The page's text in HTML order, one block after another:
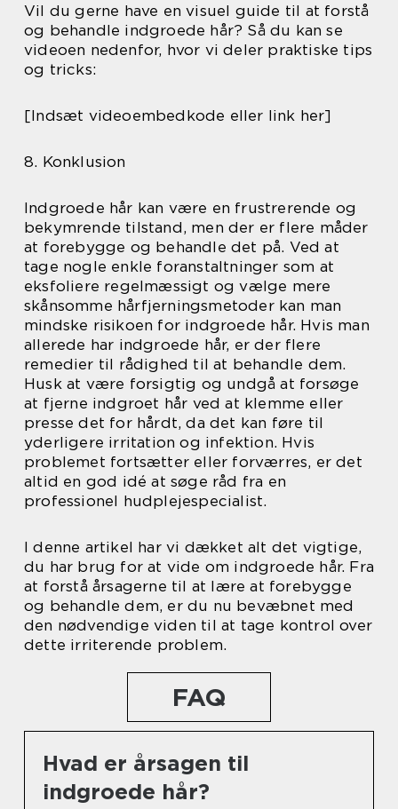
Vil du gerne have en visuel guide til at forstå
og behandle indgroede hår? Så du kan se
videoen nedenfor, hvor vi deler praktiske tips
og tricks:
[Indsæt videoembedkode eller link her]
8. Konklusion
Indgroede hår kan være en frustrerende og
bekymrende tilstand, men der er flere måder
at forebygge og behandle det på. Ved at
tage nogle enkle foranstaltninger som at
eksfoliere regelmæssigt og vælge mere
skånsomme hårfjerningsmetoder kan man
mindske risikoen for indgroede hår. Hvis man
allerede har indgroede hår, er der flere
remedier til rådighed til at behandle dem.
Husk at være forsigtig og undgå at forsøge
at fjerne indgroet hår ved at klemme eller
presse det for hårdt, da det kan føre til
yderligere irritation og infektion. Hvis
problemet fortsætter eller forværres, er det
altid en god idé at søge råd fra en
professionel hudplejespecialist.
I denne artikel har vi dækket alt det vigtige,
du har brug for at vide om indgroede hår. Fra
at forstå årsagerne til at lære at forebygge
og behandle dem, er du nu bevæbnet med
den nødvendige viden til at tage kontrol over
dette irriterende problem.
FAQ
Hvad er årsagen til
indgroede hår?